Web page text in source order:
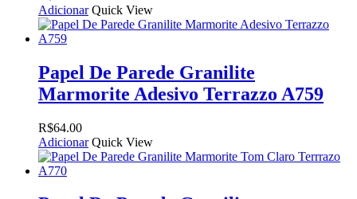
Adicionar Quick View
Papel De Parede Granilite
Marmorite Adesivo Terrazzo A759
R$64.00
Adicionar Quick View